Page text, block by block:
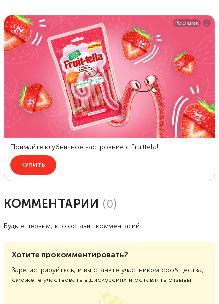
КОММЕНТАРИИ (0)
Будьте первым, кто оставит комментарий
Хотите прокомментировать?
Зарегистрируйтесь, и вы станете участником сообщества,
сможете участвовать в дискуссиях и оставлять отзывы